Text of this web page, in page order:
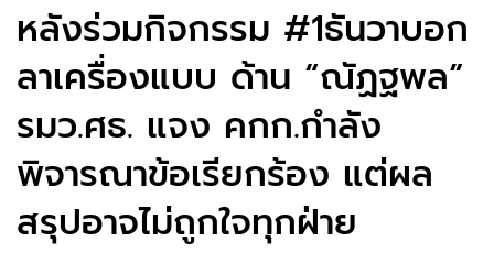
หลังร่วมกิจกรรม #1ธันวาบอก
ลาเครื่องแบบ ด้าน “ณัฏฐพล”
รมว.ศธ. แจง คกก.กำลัง
พิจารณาข้อเรียกร้อง แต่ผล
สรุปอาจไม่ถูกใจทุกฝ่าย